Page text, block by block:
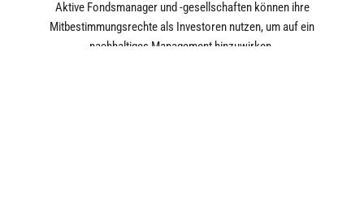
Aktive Fondsmanager und -gesellschaften können ihre
Mitbestimmungsrechte als Investoren nutzen, um auf ein
nachhaltiges Management hinzuwirken.